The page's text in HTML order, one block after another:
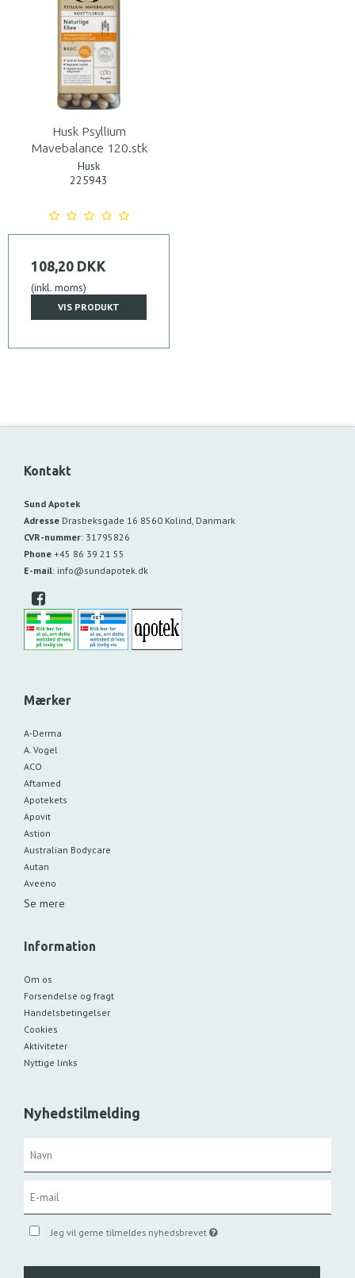
Husk Psyllium
Mavebalance 120.stk
Husk
225943
108,20 DKK
(inkl. moms)
VIS PRODUKT
Kontakt
Sund Apotek
Adresse Drasbeksgade 16 8560 Kolind, Danmark
CVR-nummer: 31795826
Phone +45 86 39 21 55
E-mail: info@sundapotek.dk
Mærker
A-Derma
A. Vogel
ACO
Aftamed
Apotekets
Apovit
Astion
Australian Bodycare
Autan
Aveeno
Se mere
Information
Om os
Forsendelse og fragt
Handelsbetingelser
Cookies
Aktiviteter
Nyttige links
Nyhedstilmelding
Jeg vil gerne tilmeldes nyhedsbrevet